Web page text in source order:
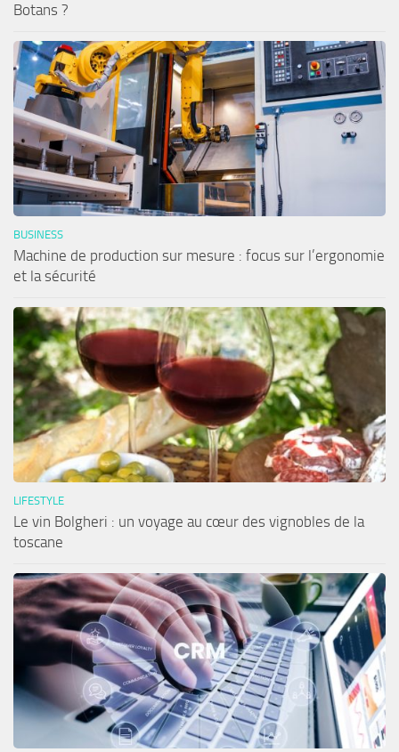
Botans ?
BUSINESS
Machine de production sur mesure : focus sur l’ergonomie
et la sécurité
LIFESTYLE
Le vin Bolgheri : un voyage au cœur des vignobles de la
toscane